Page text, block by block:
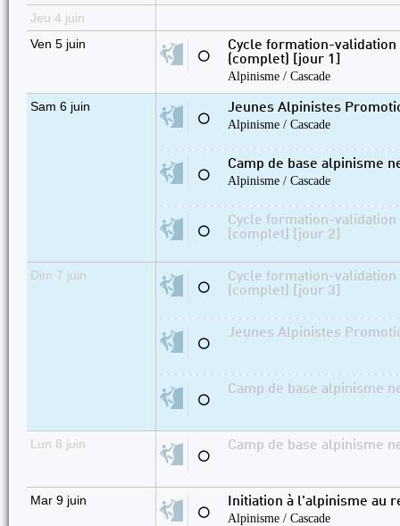
Jeu 4 juin
Ven 5 juin
⚪
Cycle formation-
(complet) [jour 1]
Alpinisme / Cascade
Sam 6 juin
⚪
Jeunes Alpinistes
Alpinisme / Cascade
⚪
Camp de base alpinisme
Alpinisme / Cascade
⚪
Cycle formation-
(complet) [jour 2]
Dim 7 juin
⚪
Cycle formation-
(complet) [jour 3]
⚪
Jeunes Alpinistes
⚪
Camp de base alpinisme
Lun 8 juin
⚪
Camp de base alpinisme
Mar 9 juin
⚪
Initiation à l'alpinisme au
Alpinisme / Cascade